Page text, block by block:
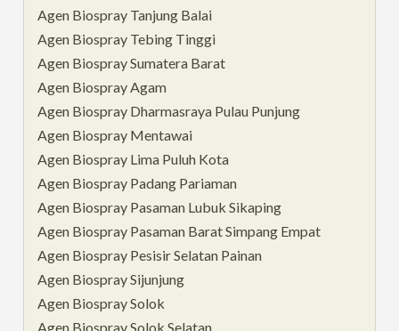
Agen Biospray Tanjung Balai
Agen Biospray Tebing Tinggi
Agen Biospray Sumatera Barat
Agen Biospray Agam
Agen Biospray Dharmasraya Pulau Punjung
Agen Biospray Mentawai
Agen Biospray Lima Puluh Kota
Agen Biospray Padang Pariaman
Agen Biospray Pasaman Lubuk Sikaping
Agen Biospray Pasaman Barat Simpang Empat
Agen Biospray Pesisir Selatan Painan
Agen Biospray Sijunjung
Agen Biospray Solok
Agen Biospray Solok Selatan